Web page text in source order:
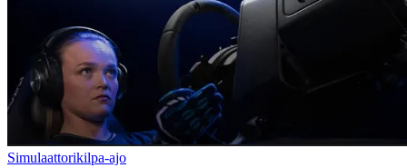
Simulaattorikilpa-ajo